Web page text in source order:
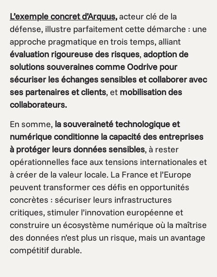
L’exemple concret d’Arquus,acteur clé de la
défense, illustre parfaitement cette démarche : une
approche pragmatique en trois temps, alliant
évaluation rigoureuse des risques, adoption de
solutions souveraines comme Oodrive pour
sécuriser les échanges sensibles et collaborer avec
ses partenaires et clients, et mobilisation des
collaborateurs.
En somme, la souveraineté technologique et
numérique conditionne la capacité des entreprises
à protéger leurs données sensibles, à rester
opérationnelles face aux tensions internationales et
à créer de la valeur locale. La France et l’Europe
peuvent transformer ces défis en opportunités
concrètes : sécuriser leurs infrastructures
critiques, stimuler l’innovation européenne et
construire un écosystème numérique où la maîtrise
des données n’est plus un risque, mais un avantage
compétitif durable.